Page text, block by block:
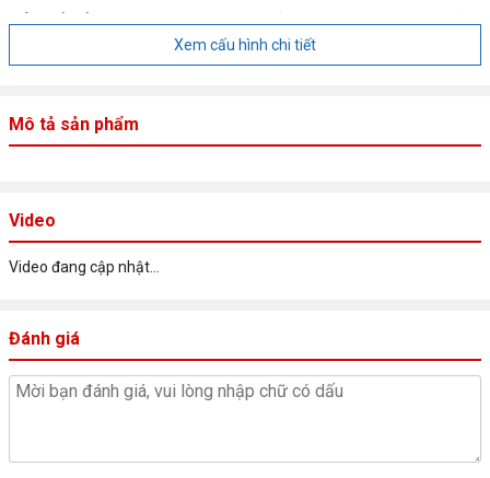
1x USB-C® (USB 10Gbps / USB 3.2 Gen
2), with PD 140W and DisplayPort™ 1.4
1x Power connector
Audio
High Definition (HD) Audio, Realtek®
Wifi + Bluetooth Wi-Fi 6 11ax, 2x2 + BT5.1
Hệ điều hành Windows 11 Home
Xem cấu hình chi tiết
Mô tả sản phẩm
Video
Video đang cập nhật...
Đánh giá